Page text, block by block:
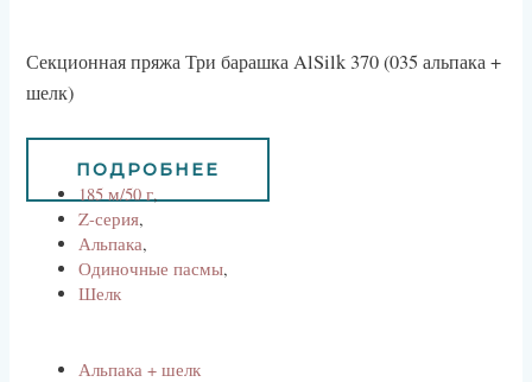
Секционная пряжа Три барашка AlSilk 370 (035 альпака +
шелк)
1170руб 1053руб
ПОДРОБНЕЕ
185 м/50 г,
Z-серия,
Альпака,
Одиночные пасмы,
Шелк
Альпака + шелк